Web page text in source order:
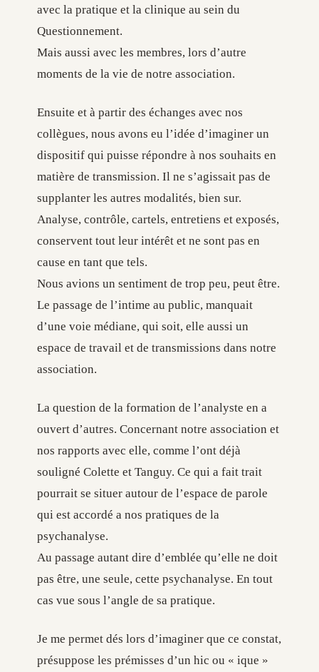
avec la pratique et la clinique au sein du
Questionnement.
Mais aussi avec les membres, lors d’autre
moments de la vie de notre association.
Ensuite et à partir des échanges avec nos
collègues, nous avons eu l’idée d’imaginer un
dispositif qui puisse répondre à nos souhaits en
matière de transmission. Il ne s’agissait pas de
supplanter les autres modalités, bien sur.
Analyse, contrôle, cartels, entretiens et exposés,
conservent tout leur intérêt et ne sont pas en
cause en tant que tels.
Nous avions un sentiment de trop peu, peut être.
Le passage de l’intime au public, manquait
d’une voie médiane, qui soit, elle aussi un
espace de travail et de transmissions dans notre
association.
La question de la formation de l’analyste en a
ouvert d’autres. Concernant notre association et
nos rapports avec elle, comme l’ont déjà
souligné Colette et Tanguy. Ce qui a fait trait
pourrait se situer autour de l’espace de parole
qui est accordé a nos pratiques de la
psychanalyse.
Au passage autant dire d’emblée qu’elle ne doit
pas être, une seule, cette psychanalyse. En tout
cas vue sous l’angle de sa pratique.
Je me permet dés lors d’imaginer que ce constat,
présuppose les prémisses d’un hic ou « ique »